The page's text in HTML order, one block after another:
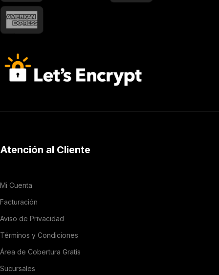
Atención al Cliente
Mi Cuenta
Facturación
Aviso de Privacidad
Términos y Condiciones
Área de Cobertura Gratis
Sucursales